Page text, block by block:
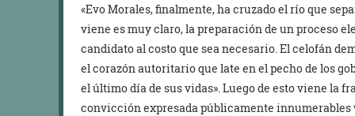
«Evo Morales, finalmente, ha cruzado el río que
viene es muy claro, la preparación de un proceso
candidato al costo que sea necesario. El celofán
el corazón autoritario que late en el pecho de los
el último día de sus vidas». Luego de esto viene la
convicción expresada públicamente innumerables